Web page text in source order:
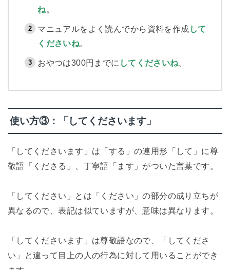
ね。
マニュアルをよく読んでから資料を作成 して
くださいね。
おやつは300円までに してくださいね。
使い方③：「してくださいます」
「してくださいます」は「する」の連用形「して」に尊
敬語「くださる」、丁寧語「ます」がついた言葉です。
「してください」とは「ください」の部分の成り立ちが
異なるので、表記は似ていますが、意味は異なります。
「してくださいます」は尊敬語なので、「してくださ
い」と違って目上の人の行為に対して用いることができ